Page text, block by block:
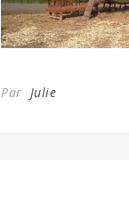
Par Julie